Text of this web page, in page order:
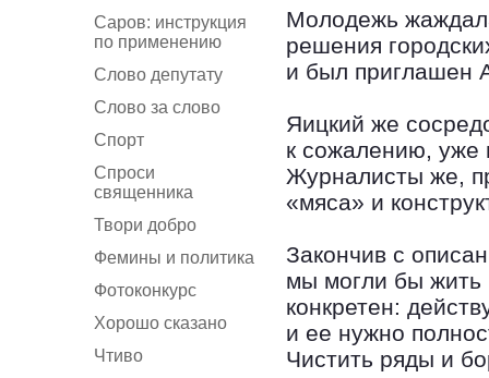
Саров: инструкция
по применению
Слово депутату
Слово за слово
Спорт
Спроси
священника
Твори добро
Фемины и политика
Фотоконкурс
Хорошо сказано
Чтиво
Молодежь
решения
и был приглашен
Яицкий же
к сожалению, уже
Журналисты же,
«мяса» и
Закончив с
мы могли бы жить
конкретен:
и ее нужно
Чистить ряды и